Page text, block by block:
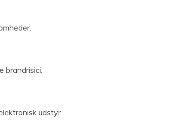
brandrisici.
udstyr.